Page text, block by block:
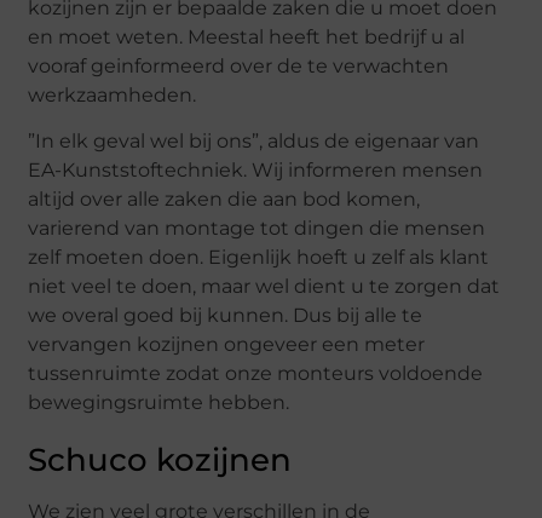
kozijnen zijn er bepaalde zaken die u moet doen
en moet weten. Meestal heeft het bedrijf u al
vooraf geinformeerd over de te verwachten
werkzaamheden.
”In elk geval wel bij ons”, aldus de eigenaar van
EA-Kunststoftechniek. Wij informeren mensen
altijd over alle zaken die aan bod komen,
varierend van montage tot dingen die mensen
zelf moeten doen. Eigenlijk hoeft u zelf als klant
niet veel te doen, maar wel dient u te zorgen dat
we overal goed bij kunnen. Dus bij alle te
vervangen kozijnen ongeveer een meter
tussenruimte zodat onze monteurs voldoende
bewegingsruimte hebben.
Schuco kozijnen
We zien veel grote verschillen in de